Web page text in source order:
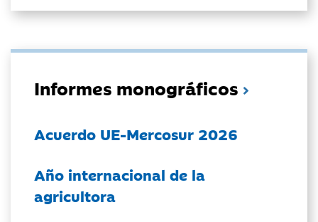
Informes monográficos
Acuerdo UE-Mercosur 2026
Año internacional de la
agricultora